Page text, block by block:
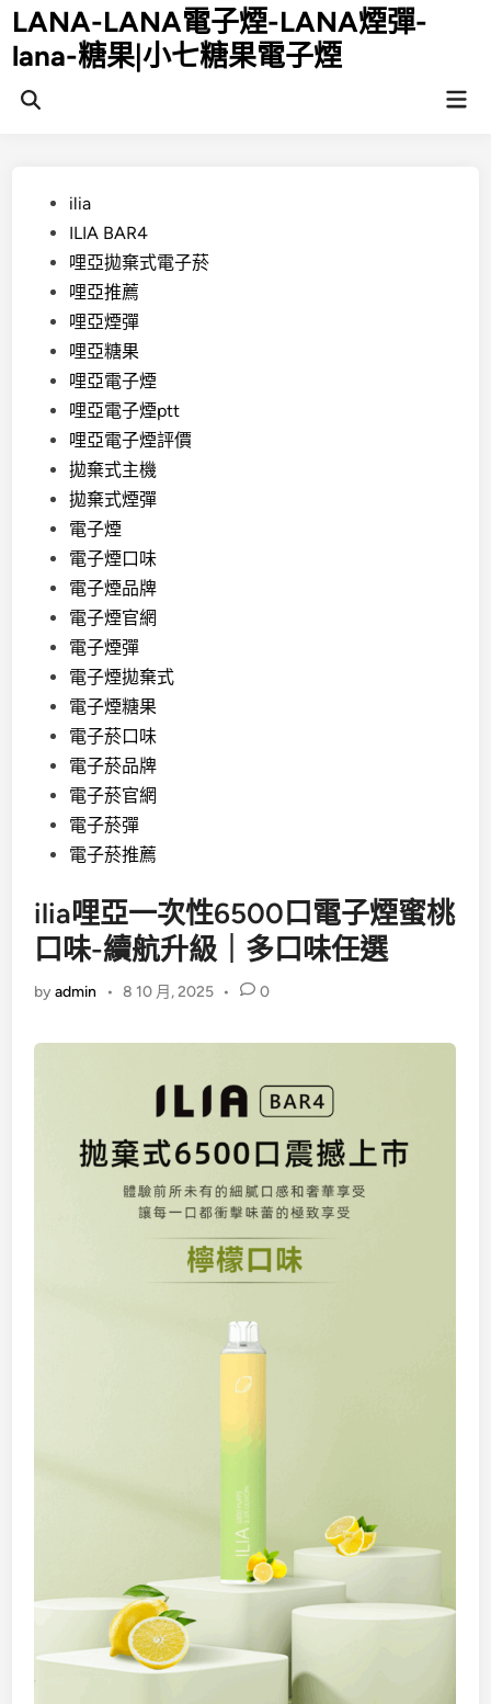
Skip
to
content
LANA-LANA電子煙-LANA煙彈-
lana-糖果|小七糖果電子煙
Open
Posted
ilia
ILIA BAR4
哩亞拋棄式電子菸
哩亞推薦
哩亞煙彈
哩亞糖果
哩亞電子煙
哩亞電子煙ptt
哩亞電子煙評價
拋棄式主機
拋棄式煙彈
電子煙
電子煙口味
電子煙品牌
電子煙官網
電子煙彈
電子煙拋棄式
電子煙糖果
電子菸口味
電子菸品牌
電子菸官網
電子菸彈
電子菸推薦
ilia哩亞一次性6500口電子煙蜜桃
口味-續航升級｜多口味任選
byadmin • 8 10 月, 2025 • 0